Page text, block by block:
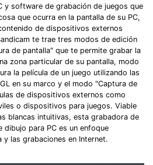
y software de grabación de juegos que
que ocurra en la pantalla de su PC,
de dispositivos externos
te trae tres modos de edición
de pantalla" que te permite grabar la
zona particular de su pantalla, modo
la película de un juego utilizando las
en su marco y el modo "Captura de
de dispositivos externos como
o dispositivos para juegos. Viable
blancas intuitivas, esta grabadora de
dibujo para PC es un enfoque
las grabaciones en Internet.